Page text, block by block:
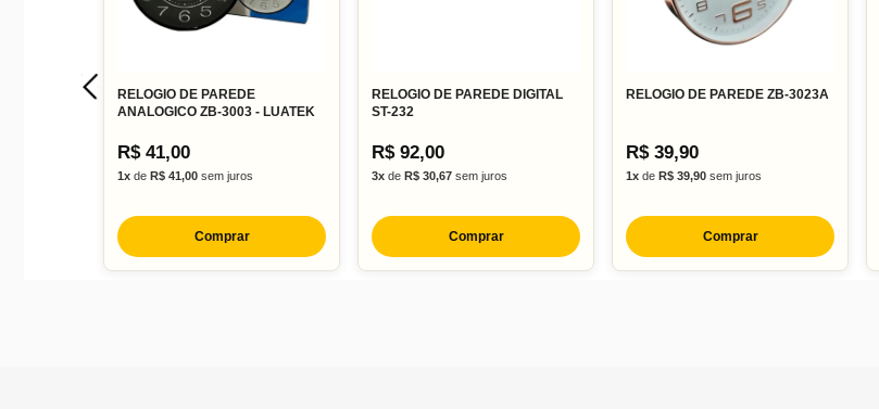
RELOGIO DE PAREDE
ANALOGICO ZB-3003 - LUATEK
R$ 41,00
1x de R$ 41,00 sem juros
Comprar
RELOGIO DE PAREDE DIGITAL
ST-232
R$ 92,00
3x de R$ 30,67 sem juros
Comprar
RELOGIO DE PAREDE ZB-3023A
R$ 39,90
1x de R$ 39,90 sem juros
Comprar